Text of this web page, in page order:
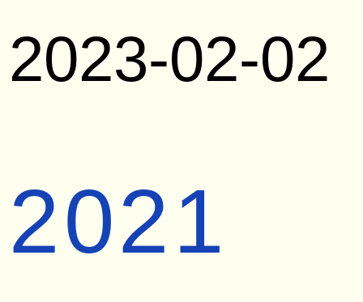
2023-02-02
2021